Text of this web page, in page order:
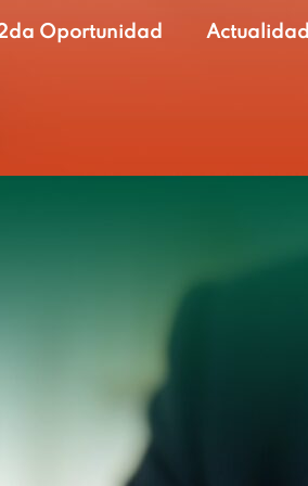
Oportunidad Actualidad